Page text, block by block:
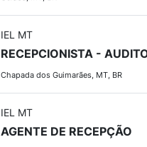
IEL MT
RECEPCIONISTA -
Chapada dos Guimarães, MT, BR
IEL MT
AGENTE DE RECEPÇÃO